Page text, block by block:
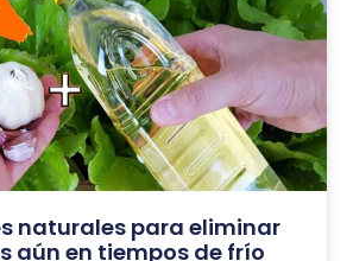
naturales para eliminar
aún en tiempos de frío